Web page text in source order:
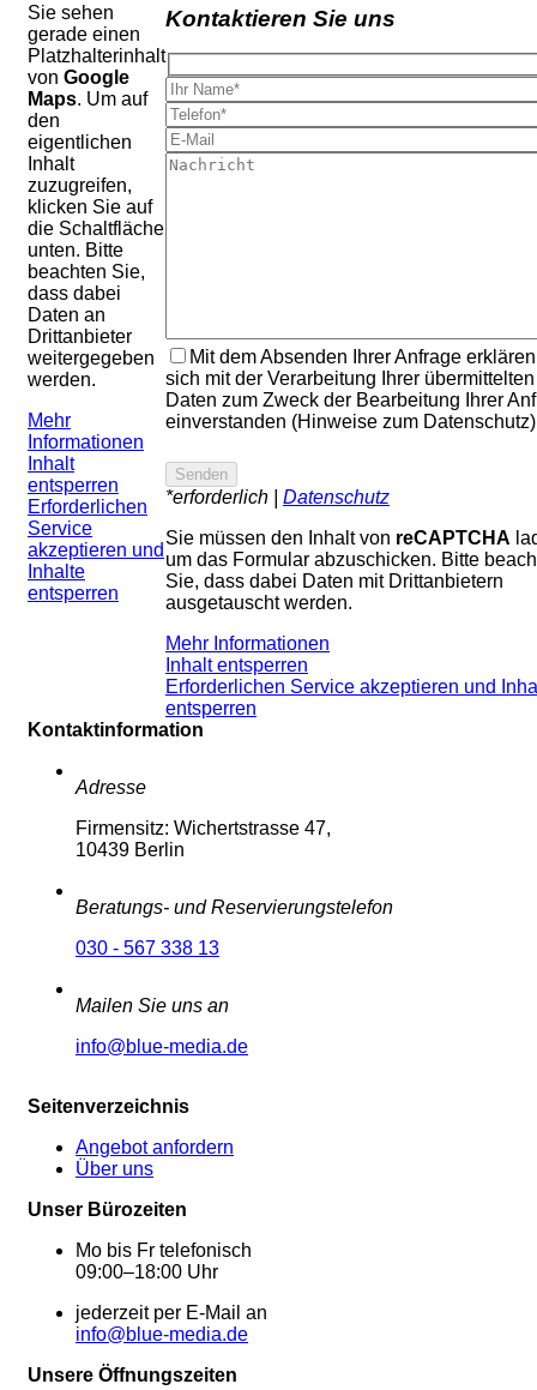
Sie sehen
gerade einen
Platzhalterinhalt
von Google
Maps. Um auf
den
eigentlichen
Inhalt
zuzugreifen,
klicken Sie auf
die Schaltfläche
unten. Bitte
beachten Sie,
dass dabei
Daten an
Drittanbieter
weitergegeben
werden.
Mehr
Informationen
Inhalt
entsperren
Erforderlichen
Service
akzeptieren und
Inhalte
entsperren
Kontaktieren Sie uns
Mit dem Absenden Ihrer Anfrage
sich mit der Verarbeitung Ihrer übermittelten
Daten zum Zweck der Bearbeitung Ihrer
einverstanden (Hinweise zum Datenschutz)
*erforderlich | Datenschutz
Sie müssen den Inhalt von reCAPTCHA
um das Formular abzuschicken. Bitte
Sie, dass dabei Daten mit Drittanbietern
ausgetauscht werden.
Mehr Informationen
Inhalt entsperren
Erforderlichen Service akzeptieren und
entsperren
Kontaktinformation
Adresse
Firmensitz: Wichertstrasse 47,
10439 Berlin
Beratungs- und Reservierungstelefon
030 - 567 338 13
Mailen Sie uns an
info@blue-media.de
Seitenverzeichnis
Angebot anfordern
Über uns
Unser Bürozeiten
Mo bis Fr telefonisch
09:00–18:00 Uhr
jederzeit per E-Mail an
info@blue-media.de
Unsere Öffnungszeiten